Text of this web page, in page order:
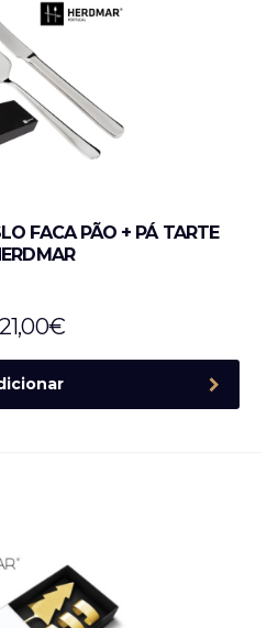
FACA PÃO + PÁ TARTE
21,00€